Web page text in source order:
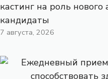
кастинг на роль
кандидаты
7 августа, 2026